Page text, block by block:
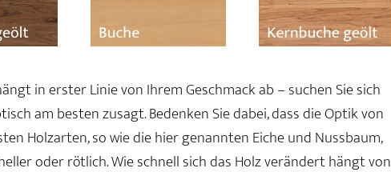
in erster Linie von Ihrem Geschmack ab – suchen Sie sich
am besten zusagt. Bedenken Sie dabei, dass die Optik von
Holzarten, so wie die hier genannten Eiche und Nussbaum,
oder rötlich. Wie schnell sich das Holz verändert hängt von